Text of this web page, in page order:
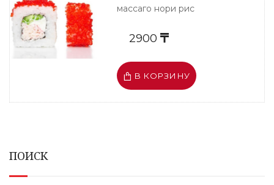
массаго нори рис
2900
В КОРЗИНУ
ПОИСК